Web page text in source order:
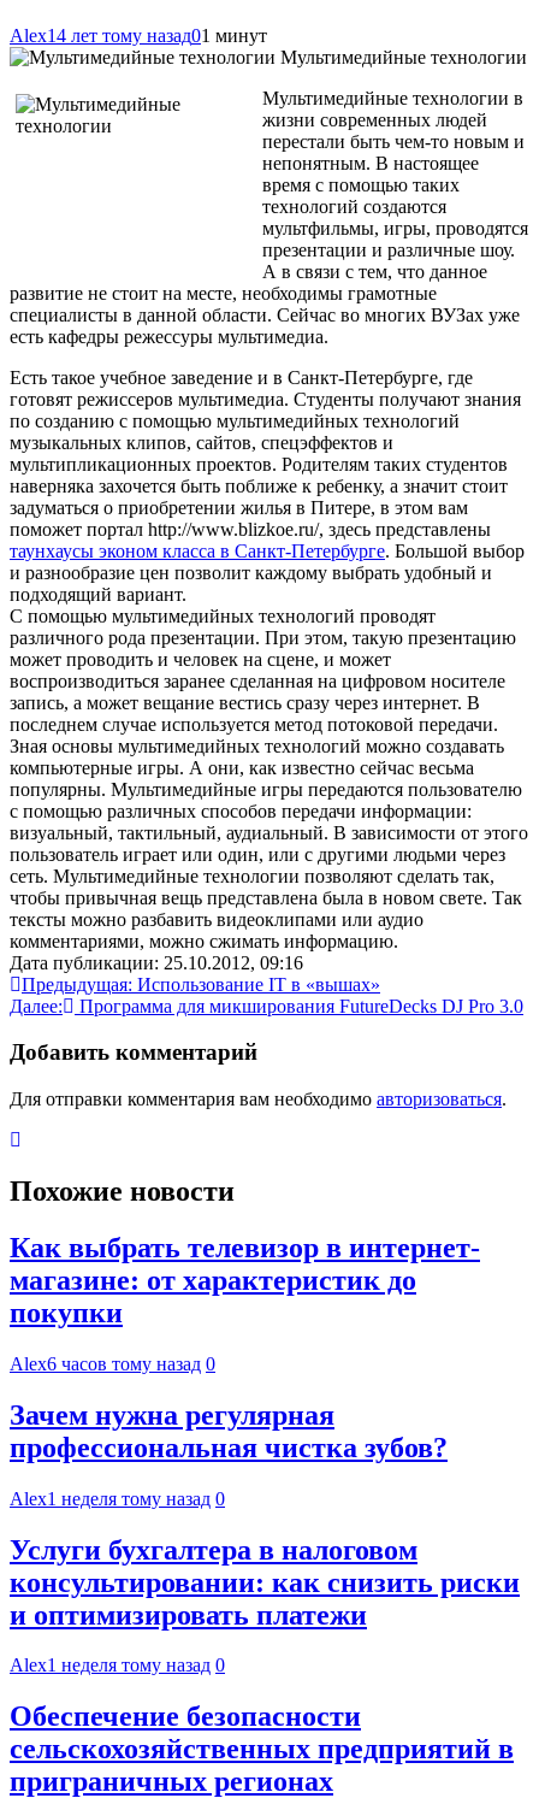
Alex14 лет тому назад01 минут
Мультимедийные технологии
Мультимедийные технологии в
жизни современных людей
перестали быть чем-то новым и
непонятным. В настоящее
время с помощью таких
технологий создаются
мультфильмы, игры, проводятся
презентации и различные шоу.
А в связи с тем, что данное
развитие не стоит на месте, необходимы грамотные
специалисты в данной области. Сейчас во многих ВУЗах уже
есть кафедры режессуры мультимедиа.
Есть такое учебное заведение и в Санкт-Петербурге, где
готовят режиссеров мультимедиа. Студенты получают знания
по созданию с помощью мультимедийных технологий
музыкальных клипов, сайтов, спецэффектов и
мультипликационных проектов. Родителям таких студентов
наверняка захочется быть поближе к ребенку, а значит стоит
задуматься о приобретении жилья в Питере, в этом вам
поможет портал http://www.blizkoe.ru/, здесь представлены
таунхаусы эконом класса в Санкт-Петербурге. Большой выбор
и разнообразие цен позволит каждому выбрать удобный и
подходящий вариант.
С помощью мультимедийных технологий проводят
различного рода презентации. При этом, такую презентацию
может проводить и человек на сцене, и может
воспроизводиться заранее сделанная на цифровом носителе
запись, а может вещание вестись сразу через интернет. В
последнем случае используется метод потоковой передачи.
Зная основы мультимедийных технологий можно создавать
компьютерные игры. А они, как известно сейчас весьма
популярны. Мультимедийные игры передаются пользователю
с помощью различных способов передачи информации:
визуальный, тактильный, аудиальный. В зависимости от этого
пользователь играет или один, или с другими людьми через
сеть. Мультимедийные технологии позволяют сделать так,
чтобы привычная вещь представлена была в новом свете. Так
тексты можно разбавить видеоклипами или аудио
комментариями, можно сжимать информацию.
Дата публикации: 25.10.2012, 09:16
Навигация
по
записям
Предыдущая: Использование IТ в «вышах»
Далее:
Программа для микширования FutureDecks DJ Pro 3.0
Добавить комментарий
Для отправки комментария вам необходимо авторизоваться.
Похожие новости
Как выбрать телевизор в интернет-
магазине: от характеристик до
покупки
Alex6 часов тому назад 0
Зачем нужна регулярная
профессиональная чистка зубов?
Alex1 неделя тому назад 0
Услуги бухгалтера в налоговом
консультировании: как снизить риски
и оптимизировать платежи
Alex1 неделя тому назад 0
Обеспечение безопасности
сельскохозяйственных предприятий в
приграничных регионах